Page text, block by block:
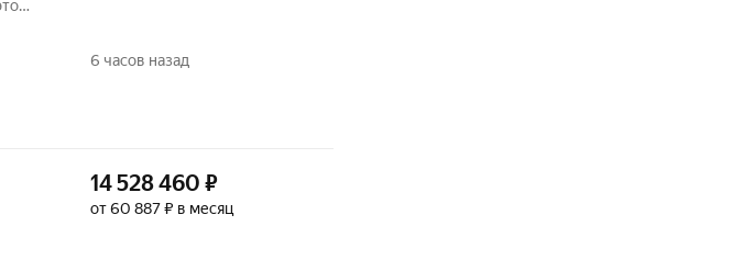
6 часов назад
14 528 460 ₽
от 60 887 ₽ в месяц